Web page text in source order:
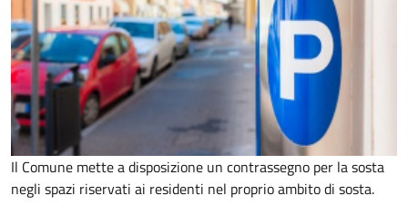
Il Comune mette a disposizione un contrassegno per la sosta
negli spazi riservati ai residenti nel proprio ambito di sosta.